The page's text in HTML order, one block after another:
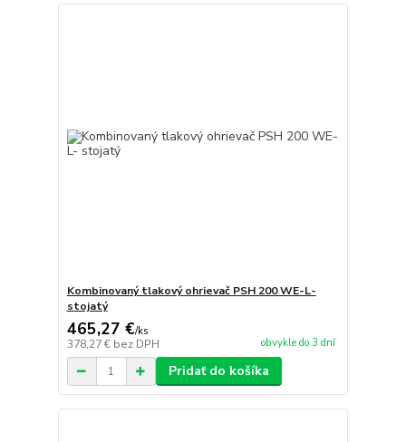
Kombinovaný tlakový ohrievač PSH 200 WE-L-
stojatý
465,27 €/ks
378,27 € bez DPH obvykle do 3 dní
Pridať do košíka